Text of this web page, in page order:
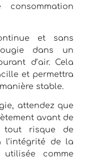
et sans
dans un
d’air. Cela
et permettra
stable.
attendez que
avant de
tout risque de
l’intégrité de la
comme